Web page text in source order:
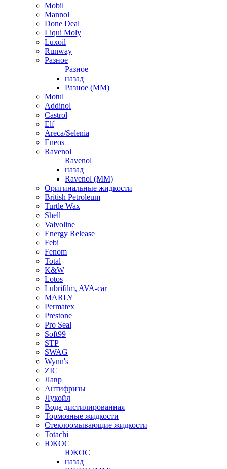
Mobil
Mannol
Done Deal
Liqui Moly
Luxoil
Runway
Разное
Разное
назад
Разное (ММ)
Motul
Addinol
Castrol
Elf
Areca/Selenia
Eneos
Ravenol
Ravenol
назад
Ravenol (ММ)
Оригинальные жидкости
British Petroleum
Turtle Wax
Shell
Valvoline
Energy Release
Febi
Fenom
Total
K&W
Lotos
Lubrifilm, AVA-car
MARLY
Permatex
Prestone
Pro Seal
Soft99
STP
SWAG
Wynn's
ZIC
Лавр
Антифризы
Лукойл
Вода дистилированная
Тормозные жидкости
Стеклоомывающие жидкости
Totachi
ЮКОС
ЮКОС
назад